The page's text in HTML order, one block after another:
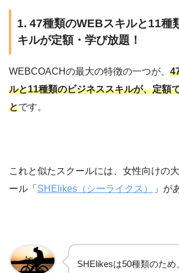
1. 47種類のWEBスキルと11種
キルが定額・学び放題！
WEBCOACHの最大の特徴の一つが、
ルと11種類のビジネススキルが、定額
とです。
これと似たスクールには、女性向けの
ール「 SHElikes（シーライクス） 」が
SHElikesは50種類のため